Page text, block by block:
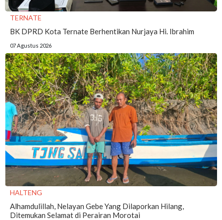
TERNATE
BK DPRD Kota Ternate Berhentikan Nurjaya Hi. Ibrahim
07 Agustus 2026
HALTENG
Alhamdulillah, Nelayan Gebe Yang Dilaporkan Hilang,
Ditemukan Selamat di Perairan Morotai